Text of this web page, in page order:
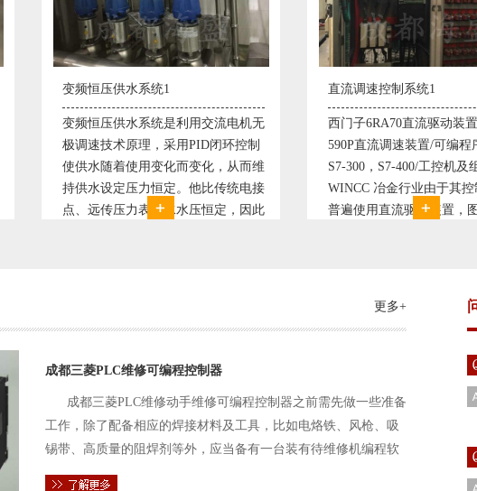
直流调速控制系统1
西门子6RA70直流驱动装置/欧陆
590P直流调速装置/可编程序控制器
S7-300，S7-400/工控机及组态软件
WINCC 冶金行业由于其控制复杂性
普遍使用直流驱动装置，图为我公司
塑料机械控制系统1
典型的塑料生产线电控系
丹佛斯变频器VLT5000，
仪表， 西门子可编程序控
200， 工控组态软件
Protool或组态王。 使用在
更多+
成都三菱PLC维修可编程控制器
成都三菱PLC维修动手维修可编程控制器之前需先做一些准备
工作，除了配备相应的焊接材料及工具，比如电烙铁、风枪、吸
锡带、高质量的阻焊剂等外，应当备有一台装有待维修机编程软
件的电路及通信电缆。这一是由于待修机常常是从工作系统中拆